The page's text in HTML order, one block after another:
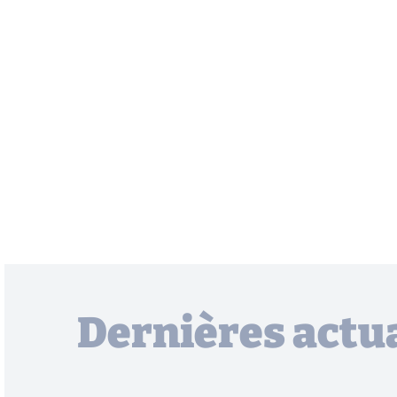
Dernières